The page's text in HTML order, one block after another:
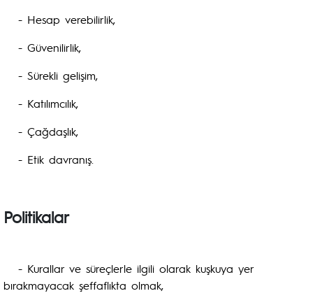
- Hesap verebilirlik,
- Güvenilirlik,
- Sürekli gelişim,
- Katılımcılık,
- Çağdaşlık,
- Etik davranış.
Politikalar
- Kurallar ve süreçlerle ilgili olarak kuşkuya yer
bırakmayacak şeffaflıkta olmak,